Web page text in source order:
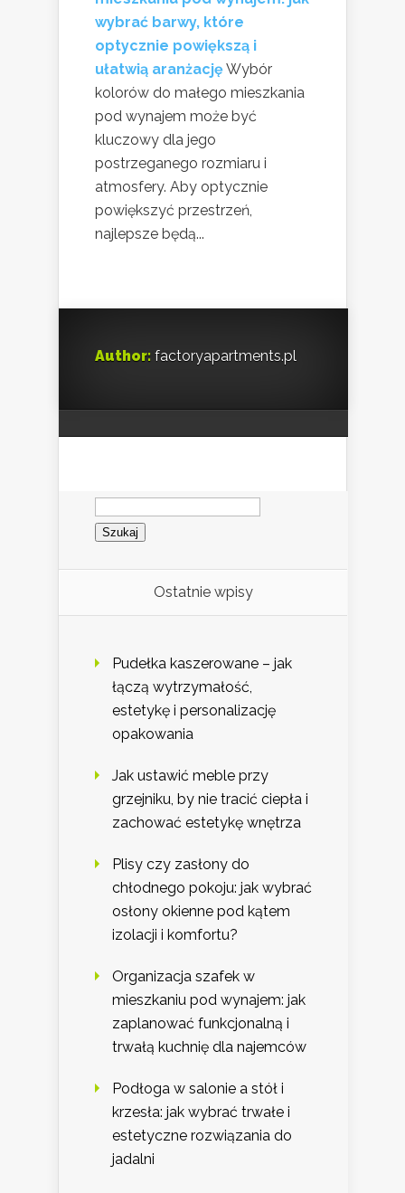
wybrać barwy, które
optycznie powiększą i
ułatwią aranżacjęWybór
kolorów do małego mieszkania
pod wynajem może być
kluczowy dla jego
postrzeganego rozmiaru i
atmosfery. Aby optycznie
powiększyć przestrzeń,
najlepsze będą...
Author: factoryapartments.pl
Szukaj:
Ostatnie wpisy
Pudełka kaszerowane – jak
łączą wytrzymałość,
estetykę i personalizację
opakowania
Jak ustawić meble przy
grzejniku, by nie tracić ciepła i
zachować estetykę wnętrza
Plisy czy zasłony do
chłodnego pokoju: jak wybrać
osłony okienne pod kątem
izolacji i komfortu?
Organizacja szafek w
mieszkaniu pod wynajem: jak
zaplanować funkcjonalną i
trwałą kuchnię dla najemców
Podłoga w salonie a stół i
krzesła: jak wybrać trwałe i
estetyczne rozwiązania do
jadalni